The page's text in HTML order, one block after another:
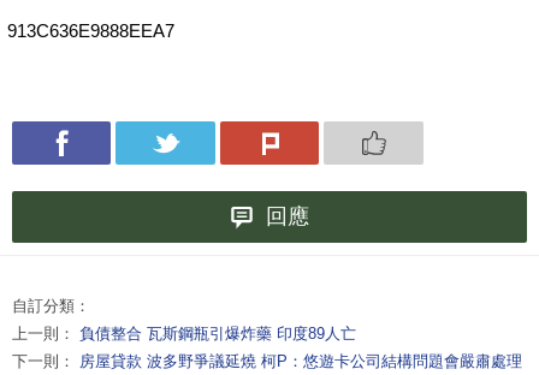
913C636E9888EEA7
回應
自訂分類：
上一則： 負債整合 瓦斯鋼瓶引爆炸藥 印度89人亡
下一則： 房屋貸款 波多野爭議延燒 柯P：悠遊卡公司結構問題會嚴肅處理